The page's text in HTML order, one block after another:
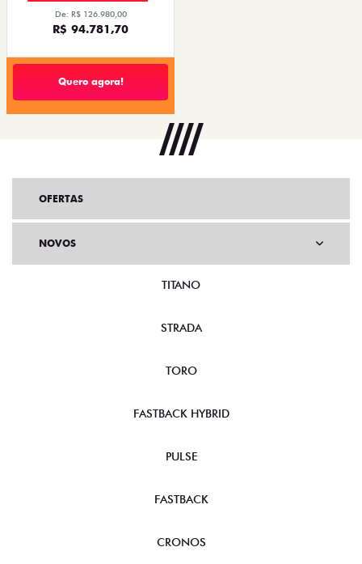
De: R$ 126.980,00
R$ 94.781,70
Quero agora!
OFERTAS
NOVOS
TITANO
STRADA
TORO
FASTBACK HYBRID
PULSE
FASTBACK
CRONOS